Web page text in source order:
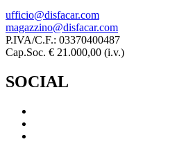
ufficio@disfacar.com
magazzino@disfacar.com
P.IVA/C.F.: 03370400487
Cap.Soc. € 21.000,00 (i.v.)
SOCIAL